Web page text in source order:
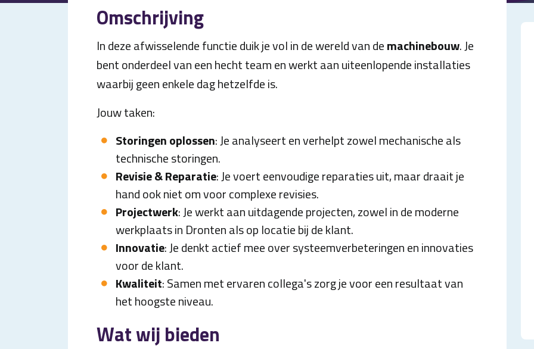
Omschrijving
In deze afwisselende functie duik je vol in de wereld van demachinebouw. Je
bent onderdeel van een hecht team en werkt aan uiteenlopende installaties
waarbij geen enkele dag hetzelfde is.
Jouw taken:
Storingen oplossen: Je analyseert en verhelpt zowel mechanische als
technische storingen.
Revisie & Reparatie: Je voert eenvoudige reparaties uit, maar draait je
hand ook niet om voor complexe revisies.
Projectwerk: Je werkt aan uitdagende projecten, zowel in de moderne
werkplaats in Dronten als op locatie bij de klant.
Innovatie: Je denkt actief mee over systeemverbeteringen en innovaties
voor de klant.
Kwaliteit: Samen met ervaren collega's zorg je voor een resultaat van
het hoogste niveau.
Wat wij bieden